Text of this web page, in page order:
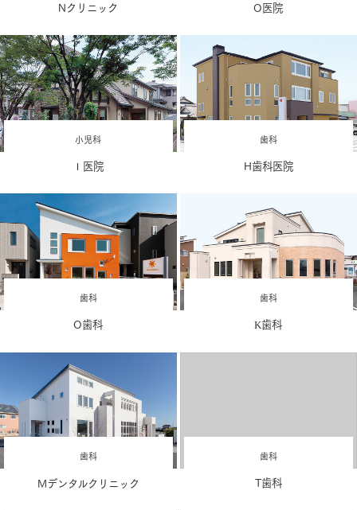
Nクリニック O医院
小児科
Ｉ医院
歯科
H歯科医院
歯科
O歯科
歯科
K歯科
歯科
Mデンタルクリニック
歯科
T歯科